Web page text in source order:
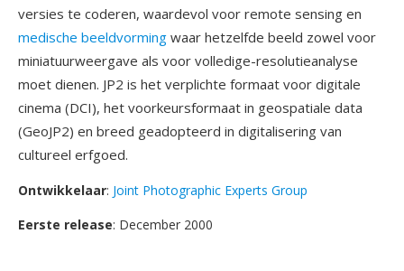
versies te coderen, waardevol voor remote sensing en
medische beeldvorming waar hetzelfde beeld zowel voor
miniatuurweergave als voor volledige-resolutieanalyse
moet dienen. JP2 is het verplichte formaat voor digitale
cinema (DCI), het voorkeursformaat in geospatiale data
(GeoJP2) en breed geadopteerd in digitalisering van
cultureel erfgoed.
Ontwikkelaar: Joint Photographic Experts Group
Eerste release: December 2000